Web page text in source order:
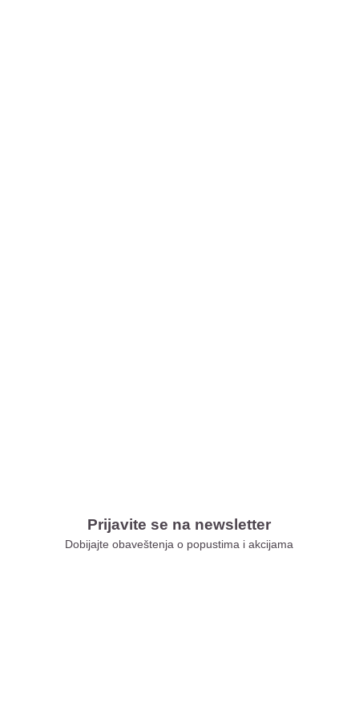
Prijavite se na newsletter
Dobijajte obaveštenja o popustima i akcijama